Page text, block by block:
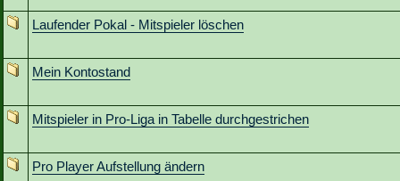
Laufender Pokal - Mitspieler löschen
Mein Kontostand
Mitspieler in Pro-Liga in Tabelle durchgestrichen
Pro Player Aufstellung ändern